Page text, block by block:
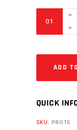
ADD
QUICK
SKU: PRO15